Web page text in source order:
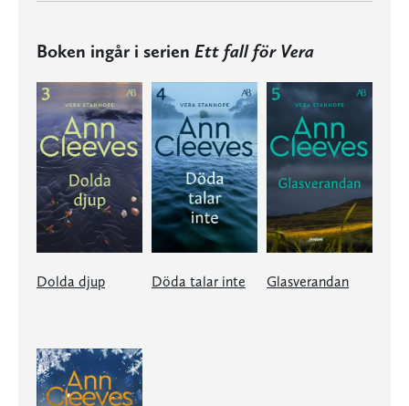
Boken ingår i serien Ett fall för Vera
Dolda djup Döda talar inte Glasverandan